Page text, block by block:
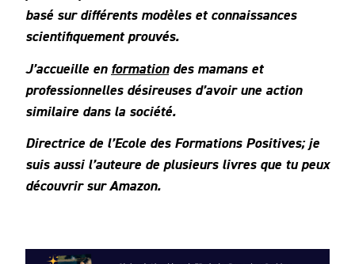
basé sur différents modèles et connaissances
scientifiquement prouvés.
J’accueille en formationdes mamans et
professionnelles désireuses d’avoir une action
similaire dans la société.
Directrice de l’Ecole des Formations Positives; je
suis aussi l’auteure de plusieurs livres que tu peux
découvrir sur Amazon.